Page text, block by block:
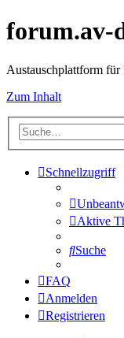
forum.av-
Austauschplattform
Zum Inhalt
Schnellzugriff
Aktive
Suche
FAQ
Anmelden
Registrieren